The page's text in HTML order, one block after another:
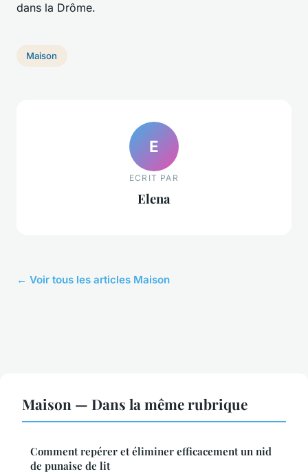
dans la Drôme.
Maison
E
ECRIT PAR
Elena
← Voir tous les articles Maison
Maison — Dans la même rubrique
Comment repérer et éliminer efficacement un nid
de punaise de lit